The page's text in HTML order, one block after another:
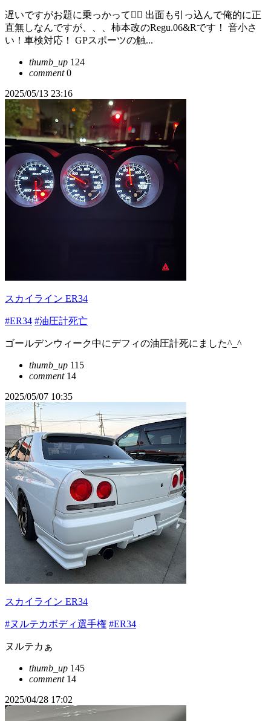
遅いですがお題に乗っかって🙋‍♂️ 出面も引っ込んで俺的に正
直無しなんですが、、、柿本改のRegu.06&Rです！ 音小さ
い！車検対応！ GPスポーツの触...
thumb_up 124
comment0
2025/05/13 23:16
スカイライン ER34
#ER34 #油圧計死亡
ゴールデンウィーク中にデフィの油圧計死にました^_^
thumb_up 115
comment14
2025/05/07 10:35
スカイライン ER34
#ヌルテカボディ選手権 #ER34
ヌルテカぁ
thumb_up 145
comment14
2025/04/28 17:02